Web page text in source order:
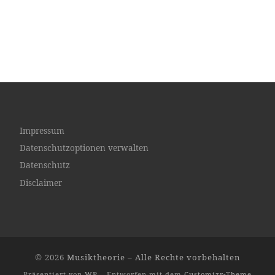
Impressum
Datenschutzoptionen verwalten
Datenschutz
Disclaimer
© 2026 Musiktheorie – Alle Rechte vorbehalten